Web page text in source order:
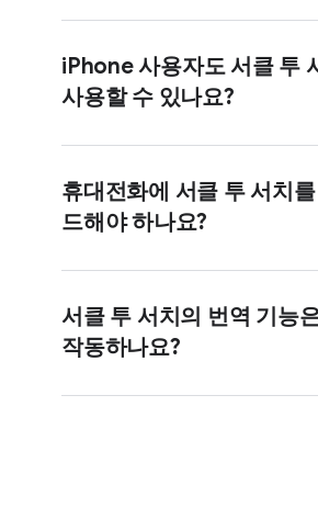
않아도 서클 투 서치를 사용
iPhone 사용자도 서클 투
사용할 수 있나요?
Google 앱과 Chrome 앱을
기능을 이용할 수 있습니다.
렌즈로 화면 검색'이라는 이
원을 그리거나 강조 표시하
휴대전화에 서클 투 서치
드해야 하나요?
다운로드할 필요가 없습니
서클 투 서치의 번역 기능
작동하나요?